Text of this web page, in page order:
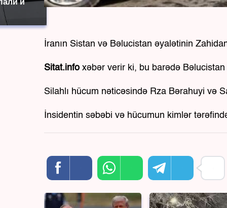
и
İranın Sistan və Bəlucistan əyalətinin
Sitat.info xəbər verir ki, bu barədə
Silahlı hücum nəticəsində Rza Bərahuyi və
İnsidentin səbəbi və hücumun kimlər